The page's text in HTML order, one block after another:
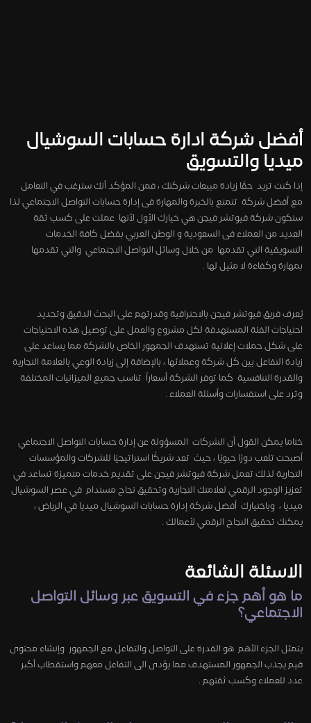
أفضل شركة ادارة حسابات السوشيال
ميديا والتسويق
إذا كنت تريد حقًا زيادة مبيعات شركتك ، فمن المؤكد أنك سترغب في التعامل
مع أفضل شركة تتمتع بالخبرة والمهارة فى إدارة حسابات التواصل الاجتماعي لذا
ستكون شركة فيوتشر فيجن هي خيارك الأول لأنها عملت على كسب ثقة
العديد من العملاء فى السعودية و الوطن العربي بفضل كافة الخدمات
التسويقية التي تقدمها من خلال وسائل التواصل الاجتماعي والتي تقدمها
بمهارة وكفاءة لا مثيل لها .
يُعرف فريق فيوتشر فيجن بالاحترافية وقدرتهم على البحث الدقيق وتحديد
احتياجات الفئة المستهدفة لكل مشروع والعمل على توصيل هذه الاحتياجات
على شكل حملات إعلانية تستهدف الجمهور الخاص بالشركة مما يساعد على
زيادة التفاعل بين كل شركة وعملائها ، بالإضافة إلى زيادة الوعي بالعلامة التجارية
والقدرة التنافسية كما توفر الشركة أسعاراً تناسب جميع الميزانيات المختلفة
وترد على استفسارات وأسئلة العملاء .
ختاما يمكن القول أن الشركات المسؤولة عن إدارة حسابات التواصل الاجتماعي
أصبحت تلعب دورًا حيويًا ، حيث تعد شريكًا استراتيجيًا للشركات والمؤسسات
التجارية لذلك تعمل شركة فيوتشر فيجن على تقديم خدمات متميزة تساعد في
تعزيز الوجود الرقمي لعلامتك التجارية وتحقيق نجاح مستدام في عصر السوشيال
ميديا ، وباختيارك أفضل شركة إدارة حسابات السوشيال ميديا في الرياض ،
يمكنك تحقيق النجاح الرقمي لأعمالك .
الاسئلة الشائعة
ما هو أهم جزء في التسويق عبر وسائل التواصل
الاجتماعي؟
يتمثل الجزء الأهم هو القدرة على التواصل والتفاعل مع الجمهور وإنشاء محتوى
قيم يجذب الجمهور المستهدف مما يؤدى الى التفاعل معهم واستقطاب أكبر
عدد للعملاء وكسب ثقتهم .